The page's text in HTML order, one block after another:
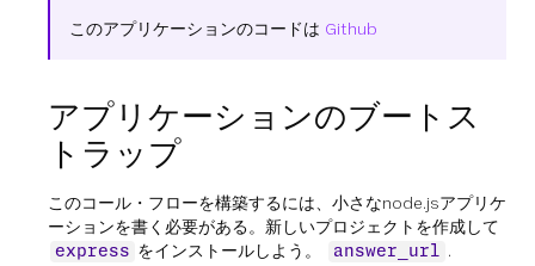
このアプリケーションのコードは Github
アプリケーションのブートス
トラップ
このコール・フローを構築するには、小さなnode.jsアプリケ
ーションを書く必要がある。新しいプロジェクトを作成して
express をインストールしよう。 answer_url .